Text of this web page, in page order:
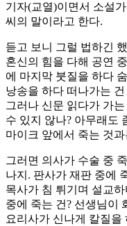
기자(교열)이면서 소설
씨의 말이라고 한다.
듣고 보니 그럴 법하긴
혼신의 힘을 다해 공연
에 마지막 붓질을 하다
낭송을 하다 떠나가는
그러나 신문 읽다가 가
수 있지 않나? 아무래도
마이크 앞에서 죽는 것
그러면 의사가 수술 중
나지. 판사가 재판 중에
목사가 침 튀기며 설교
중에 죽는 건? 선생님이
요리사가 신나게 칼질을